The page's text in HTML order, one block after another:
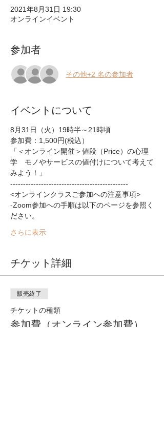
2021年8月31日 19:30
オンラインイベント
参加者
その他+2 名の参加者
イベントについて
8月31日（火）19時半～21時頃
参加費：1,500円(税込）
「＜オンライン開催＞値段（Price）の心理
学　モノやサービスの値付けについて考えて
みよう！」
----------------------------------------------
<オンラインクラスご参加への注意事項>
-Zoom参加への手順は以下のページを参照く
ださい。
さらに表示
チケット詳細
販売終了
チケットの種類
参加費（オンライン参加費）